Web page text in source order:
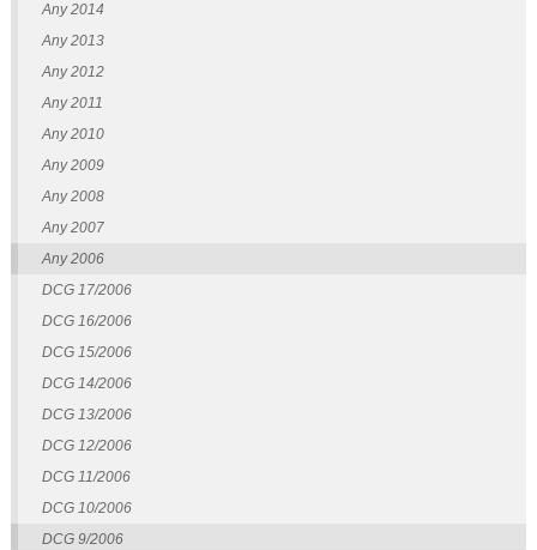
Any 2014
Any 2013
Any 2012
Any 2011
Any 2010
Any 2009
Any 2008
Any 2007
Any 2006
DCG 17/2006
DCG 16/2006
DCG 15/2006
DCG 14/2006
DCG 13/2006
DCG 12/2006
DCG 11/2006
DCG 10/2006
DCG 9/2006